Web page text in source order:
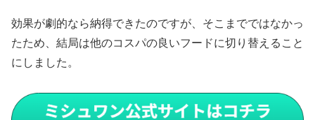
効果が劇的なら納得できたのですが、そこまでではなかっ
たため、結局は他のコスパの良いフードに切り替えること
にしました。